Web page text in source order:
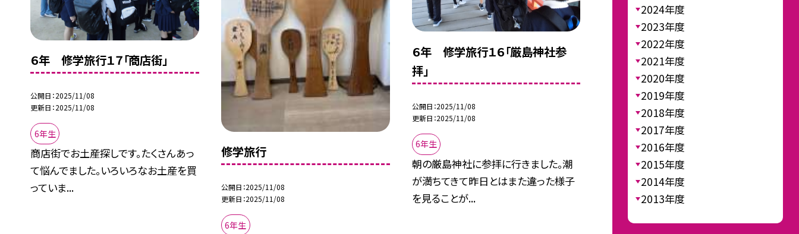
６年 修学旅行１７「商店街」
公開日 2025/11/08
更新日 2025/11/08
6年生
商店街でお土産探しです。たくさんあっ
て悩んでました。いろいろなお土産を買
っていま...
修学旅行
公開日 2025/11/08
更新日 2025/11/08
6年生
６年 修学旅行１６「厳島神社参
拝」
公開日 2025/11/08
更新日 2025/11/08
6年生
朝の厳島神社に参拝に行きました。潮
が満ちてきて昨日とはまた違った様子
を見ることが...
2024年度
2023年度
2022年度
2021年度
2020年度
2019年度
2018年度
2017年度
2016年度
2015年度
2014年度
2013年度